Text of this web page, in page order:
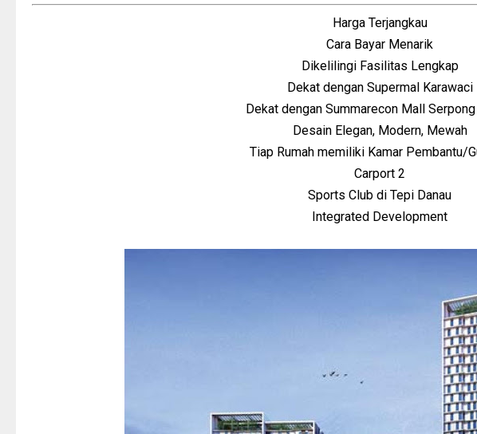
Harga Terjangkau
Cara Bayar Menarik
Dikelilingi Fasilitas Lengkap
Dekat dengan Supermal Karawaci
Dekat dengan Summarecon Mall
Desain Elegan, Modern, Mewah
Tiap Rumah memiliki Kamar Pembantu/
Carport 2
Sports Club di Tepi Danau
Integrated Development